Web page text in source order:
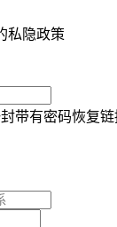
私隐政策
带有密码恢复